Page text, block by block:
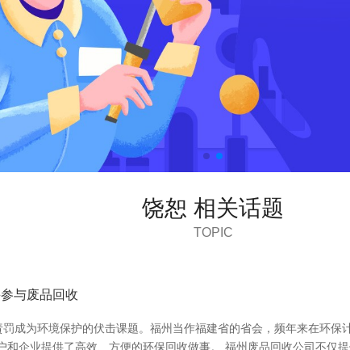
饶恕 相关话题
TOPIC
与废品回收
成为环境保护的伏击课题。福州当作福建省的省会，频年来在环保
和企业提供了高效、方便的环保回收做事。 福州废品回收公司不仅